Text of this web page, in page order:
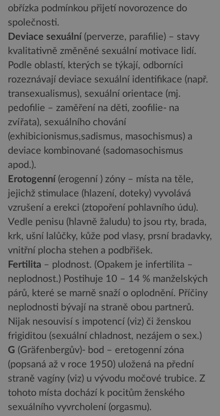
obřízka podmínkou přijetí novorozence do
společnosti.
Deviace sexuální (perverze, parafilie) – stavy
kvalitativně změněné sexuální motivace lidí.
Podle oblastí, kterých se týkají, odborníci
rozeznávají deviace sexuální identifikace (např.
transexualismus), sexuální orientace (mj.
pedofilie – zaměření na děti, zoofilie- na
zvířata), sexuálního chování
(exhibicionismus,sadismus, masochismus) a
deviace kombinované (sadomasochismus
apod.).
Erotogenní (erogenní ) zóny – místa na těle,
jejichž stimulace (hlazení, doteky) vyvolává
vzrušení a erekci (ztopoření pohlavního údu).
Vedle penisu (hlavně žaludu) to jsou rty, brada,
krk, ušní lalůčky, kůže pod vlasy, prsní bradavky,
vnitřní plocha stehen a podbřišek.
Fertilita – plodnost. (Opakem je infertilita –
neplodnost.) Postihuje 10 – 14 % manželských
párů, které se marně snaží o oplodnění. Příčiny
neplodnosti bývají na straně obou partnerů.
Nijak nesouvisí s impotencí (viz) či ženskou
frigiditou (sexuální chladnost, nezájem o sex.)
G (Gräfenbergův)- bod – eretogenní zóna
(popsaná až v roce 1950) uložená na přední
straně vagíny (viz) u vývodu močové trubice. Z
tohoto místa dochází k pocitům ženského
sexuálního vyvrcholení (orgasmu).